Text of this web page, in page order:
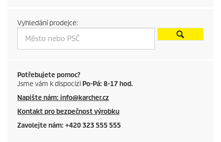
t
p
r
i
c
e
Vyhledání prodejce:
Potřebujete pomoc?
Jsme vám k dispocizi Po-Pá: 8-17 hod.
Napište nám: info@karcher.cz
Kontakt pro bezpečnost výrobku
Zavolejte nám: +420 323 555 555